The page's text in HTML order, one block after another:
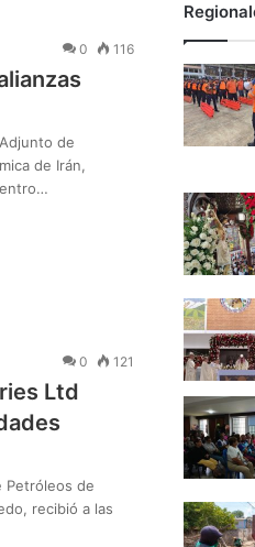
0 116
de
de Irán,
0 121
Ltd
Petróleos de
recibió a las